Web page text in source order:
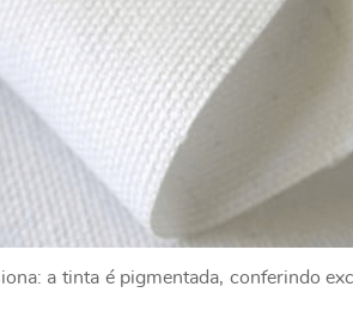
a tinta é pigmentada, conferindo